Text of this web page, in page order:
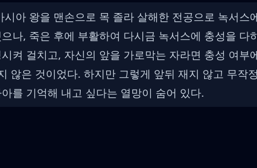
시아 왕을 맨손으로 목 졸라 살해한 전공으로 녹서
나, 죽은 후에 부활하여 다시금 녹서스에 충성을 다
켜 걸치고, 자신의 앞을 가로막는 자라면 충성 여
않은 것이었다. 하지만 그렇게 앞뒤 재지 않고 무작
를 기억해 내고 싶다는 열망이 숨어 있다.